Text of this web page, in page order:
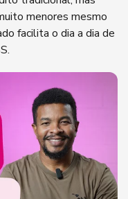
menores mesmo
facilita o dia a dia de